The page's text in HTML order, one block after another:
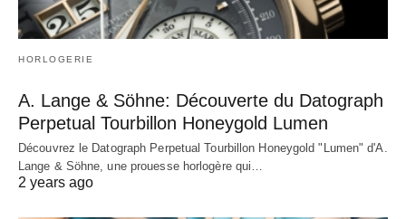
HORLOGERIE
A. Lange & Söhne: Découverte du Datograph
Perpetual Tourbillon Honeygold Lumen
Découvrez le Datograph Perpetual Tourbillon Honeygold "Lumen" d'A.
Lange & Söhne, une prouesse horlogère qui…
2 years ago